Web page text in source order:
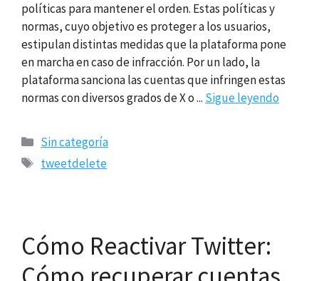
políticas para mantener el orden. Estas políticas y
normas, cuyo objetivo es proteger a los usuarios,
estipulan distintas medidas que la plataforma pone
en marcha en caso de infracción. Por un lado, la
plataforma sanciona las cuentas que infringen estas
normas con diversos grados de X o ... Sigue leyendo
Categorías
Sin categoría
Etiquetas
tweetdelete
Cómo Reactivar Twitter: